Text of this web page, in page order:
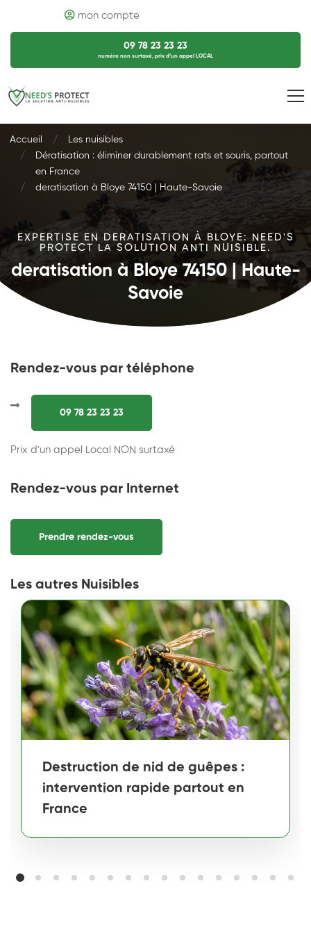
mon compte
09 78 23 23 23
numéro non surtaxé, prix d’un appel LOCAL
Accueil
Les nuisibles
Dératisation : éliminer durablement rats et souris, partout
en France
deratisation à Bloye 74150 | Haute-Savoie
EXPERTISE EN DERATISATION À BLOYE: NEED'S
PROTECT LA SOLUTION ANTI NUISIBLE.
deratisation à Bloye 74150 | Haute-
Savoie
Rendez-vous par téléphone
09 78 23 23 23
Prix d'un appel Local NON surtaxé
Rendez-vous par Internet
Prendre rendez-vous
Les autres Nuisibles
Destruction de nid de guêpes :
intervention rapide partout en
France